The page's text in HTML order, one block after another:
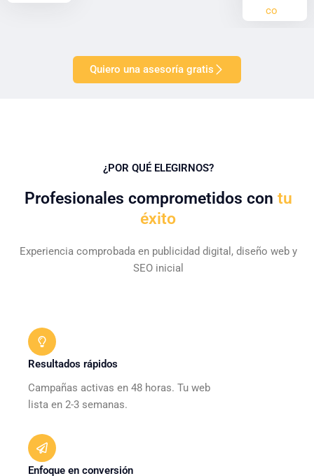
co
Quiero una asesoría gratis
¿POR QUÉ ELEGIRNOS?
Profesionales comprometidos con tu
éxito
Experiencia comprobada en publicidad digital, diseño web y
SEO inicial
Resultados rápidos
Campañas activas en 48 horas. Tu web
lista en 2-3 semanas.
Enfoque en conversión